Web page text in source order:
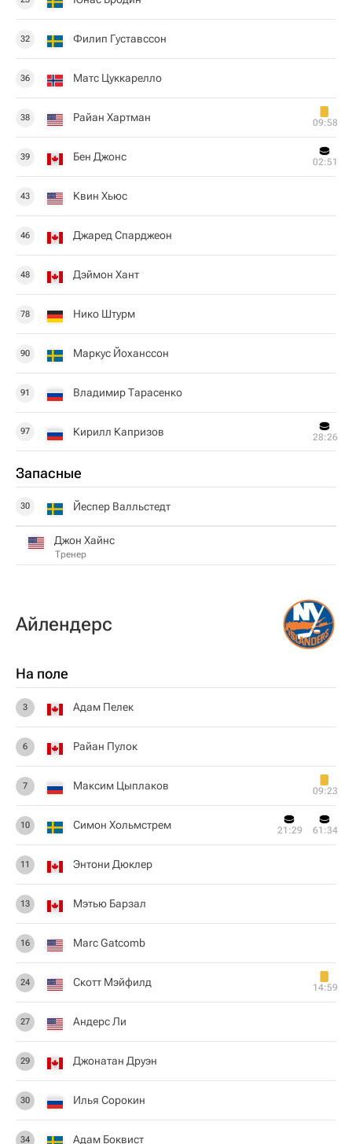
32 Филип Густавссон
36 Матс Цуккарелло
38 Райан Хартман 09:58
39 Бен Джонс 02:51
43 Квин Хьюс
46 Джаред Спарджеон
48 Дэймон Хант
78 Нико Штурм
90 Маркус Йоханссон
91 Владимир Тарасенко
97 Кирилл Капризов 28:26
Запасные
30 Йеспер Валльстедт
Джон Хайнс
Тренер
Айлендерс
На поле
3 Адам Пелек
6 Райан Пулок
7 Максим Цыплаков 09:23
10 Симон Хольмстрем 21:29 61:34
11 Энтони Дюклер
13 Мэтью Барзал
16 Marc Gatcomb
24 Скотт Мэйфилд 14:59
27 Андерс Ли
29 Джонатан Друэн
30 Илья Сорокин
34 Адам Боквист